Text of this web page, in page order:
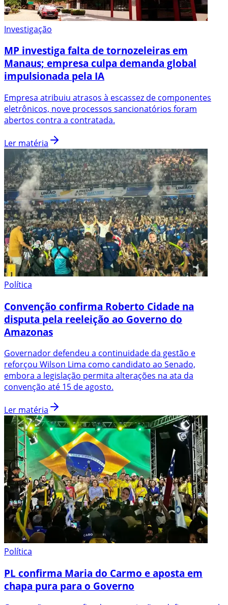
Investigação
MP investiga falta de tornozeleiras em
Manaus; empresa culpa demanda global
impulsionada pela IA
Empresa atribuiu atrasos à escassez de componentes
eletrônicos, nove processos sancionatórios foram
abertos contra a contratada.
Ler matéria
Política
Convenção confirma Roberto Cidade na
disputa pela reeleição ao Governo do
Amazonas
Governador defendeu a continuidade da gestão e
reforçou Wilson Lima como candidato ao Senado,
embora a legislação permita alterações na ata da
convenção até 15 de agosto.
Ler matéria
Política
PL confirma Maria do Carmo e aposta em
chapa pura para o Governo